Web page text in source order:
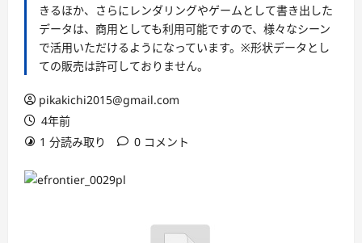
きるほか、さらにレンダリングやゲームとして書き出した
データは、商用としても利用可能ですので、様々なシーン
で活用いただけるようになっています。※形状データとし
ての販売は許可しておりません。
pikakichi2015@gmail.com
4年前
1 分読み取り
0 コメント